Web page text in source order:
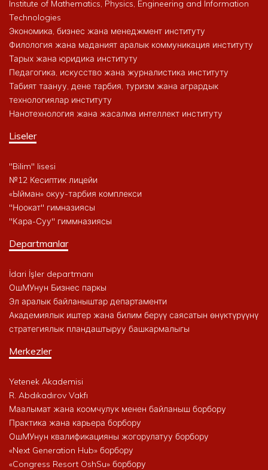
Institute of Mathematics, Physics, Engineering and Information
Technologies
Экономика, бизнес жана менеджмент институту
Филология жана маданият аралык коммуникация институту
Тарых жана юридика институту
Педагогика, искусство жана журналистика институту
Табият таануу, дене тарбия, туризм жана агрардык
технологиялар институту
Нанотехнология жана жасалма интеллект институту
Liseler
"Bilim" lisesi
№12 Кесиптик лицейи
«Ыйман» окуу-тарбия комплекси
"Ноокат" гимназиясы
"Кара-Суу" гиммназиясы
Departmanlar
İdari İşler departmanı
ОшМУнун Бизнес паркы
Эл аралык байланыштар департаменти
Академиялык иштер жана билим берүү саясатын өнүктүрүүнү
стратегиялык пландаштыруу башкармалыгы
Merkezler
Yetenek Akademisi
R. Abdıkadırov Vakfı
Маалымат жана коомчулук менен байланыш борбору
Практика жана карьера борбору
ОшМУнун квалификацияны жогорулатуу борбору
«Next Generation Hub» борбору
«Congress Resort OshSu» борбору